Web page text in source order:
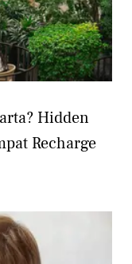
Hidden
Recharge